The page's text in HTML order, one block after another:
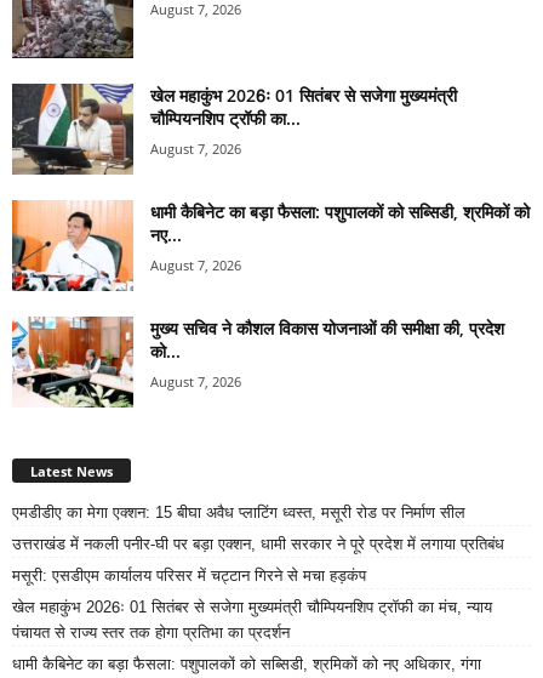
August 7, 2026
खेल महाकुंभ 2026ः 01 सितंबर से सजेगा मुख्यमंत्री
चौम्पियनशिप ट्रॉफी का...
August 7, 2026
धामी कैबिनेट का बड़ा फैसला: पशुपालकों को सब्सिडी, श्रमिकों को
नए...
August 7, 2026
मुख्य सचिव ने कौशल विकास योजनाओं की समीक्षा की, प्रदेश
को...
August 7, 2026
Latest News
एमडीडीए का मेगा एक्शन: 15 बीघा अवैध प्लाटिंग ध्वस्त, मसूरी रोड पर निर्माण सील
उत्तराखंड में नकली पनीर-घी पर बड़ा एक्शन, धामी सरकार ने पूरे प्रदेश में लगाया प्रतिबंध
मसूरी: एसडीएम कार्यालय परिसर में चट्टान गिरने से मचा हड़कंप
खेल महाकुंभ 2026ः 01 सितंबर से सजेगा मुख्यमंत्री चौम्पियनशिप ट्रॉफी का मंच, न्याय
पंचायत से राज्य स्तर तक होगा प्रतिभा का प्रदर्शन
धामी कैबिनेट का बड़ा फैसला: पशुपालकों को सब्सिडी, श्रमिकों को नए अधिकार, गंगा